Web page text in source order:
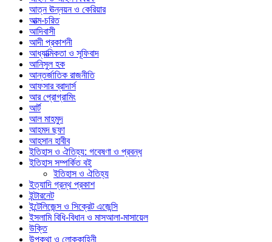
আত্ন ঊন্নয়ন ও কেরিয়ার
আত্ম-চরিত
আদিবাসী
আদী প্রকাশনী
আধ্যাত্মিকতা ও সূফিবাদ
আনিসুল হক
আন্তর্জাতিক রাজনীতি
আফসার ব্রাদার্স
আর প্রোগ্রামিং
আর্ট
আল মাহমুদ
আহমদ ছফা
আহসান হাবীব
ইতিহাস ও ঐতিহ্য: গবেষণা ও প্রবন্ধ
ইতিহাস সম্পর্কিত বই
ইতিহাস ও ঐতিহ্য
ইত্যাদি গ্রন্থ প্রকাশ
ইন্টারনেট
ইন্টেলিজেন্স ও সিক্রেট এজেন্সি
ইসলামি বিধি-বিধান ও মাসআলা-মাসায়েল
উক্তি
উপকথা ও লোককাহিনী